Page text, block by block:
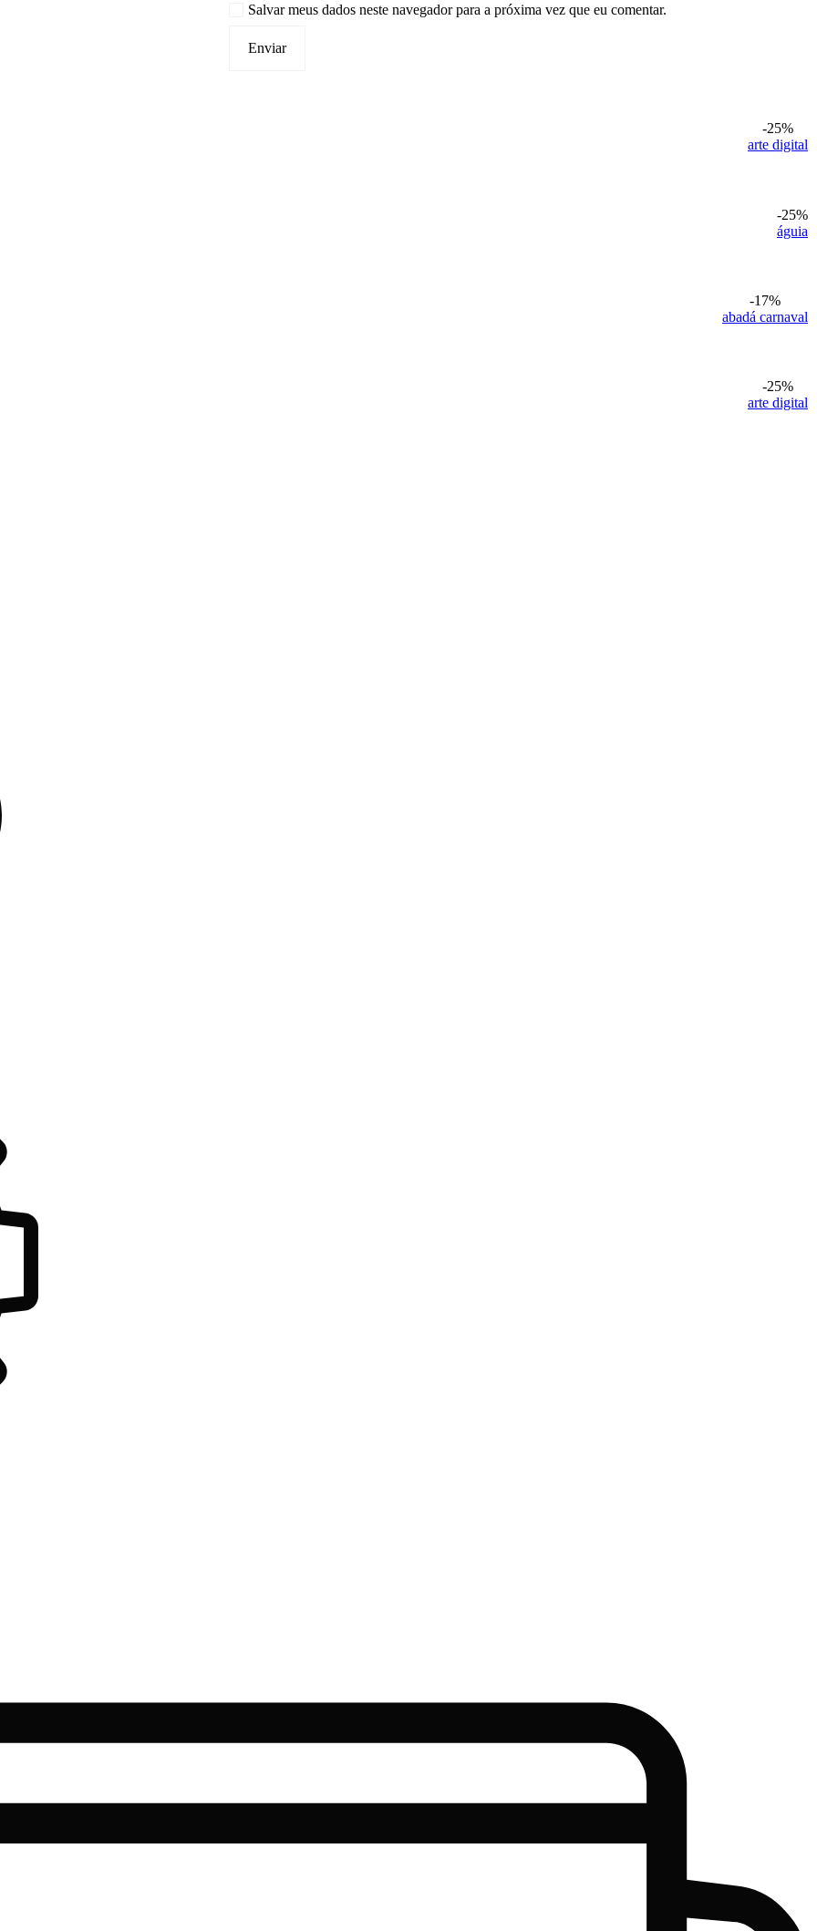
Salvar meus dados neste navegador para a próxima vez que eu comentar.
-25%
arte digital
-25%
águia
-17%
abadá carnaval
-25%
arte digital